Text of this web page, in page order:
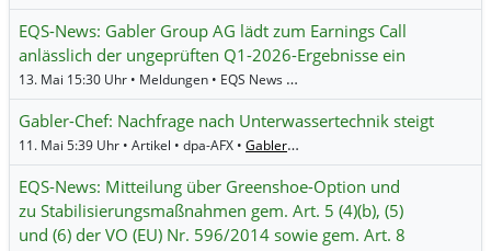
EQS-News: Gabler Group AG lädt zum Earnings Call
anlässlich der ungeprüften Q1-2026-Ergebnisse ein
13. Mai 15:30 Uhr • Meldungen • EQS News •Gabler Group
Gabler-Chef: Nachfrage nach Unterwassertechnik steigt
11. Mai 5:39 Uhr • Artikel • dpa-AFX • Gabler Group
EQS-News: Mitteilung über Greenshoe-Option und
zu Stabilisierungsmaßnahmen gem. Art. 5 (4)(b), (5)
und (6) der VO (EU) Nr. 596/2014 sowie gem. Art. 8